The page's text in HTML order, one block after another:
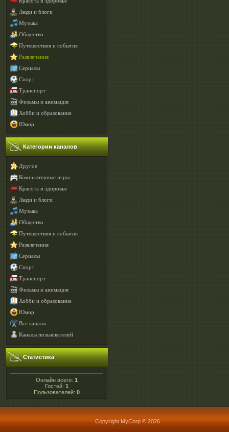
Люди и блоги
Музыка
Общество
Путешествия и события
Развлечения
Сериалы
Спорт
Транспорт
Фильмы и анимация
Хобби и образование
Юмор
Категории каналов
Другое
Компьютерные игры
Красота и здоровье
Люди и блоги
Музыка
Общество
Путешествия и события
Развлечения
Сериалы
Спорт
Транспорт
Фильмы и анимация
Хобби и образование
Юмор
Все каналы
Каналы пользователей
Статистика
Онлайн всего: 1
Гостей: 1
Пользователей: 0
Copyright MyCorp © 2026